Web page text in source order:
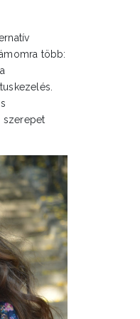
több:
szerepet